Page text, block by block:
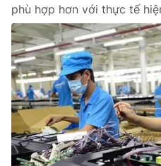
Tổng đài VTV: 024.38 355 931
Ðiện thoại Thời báo VTV:
Email:toasoan@vtv.vn
Liên hệ quảng cáo:024-
phù hợp hơn với thực tế